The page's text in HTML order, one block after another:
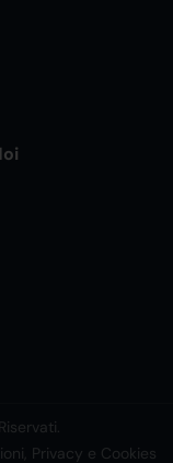
Privacy e Cookies